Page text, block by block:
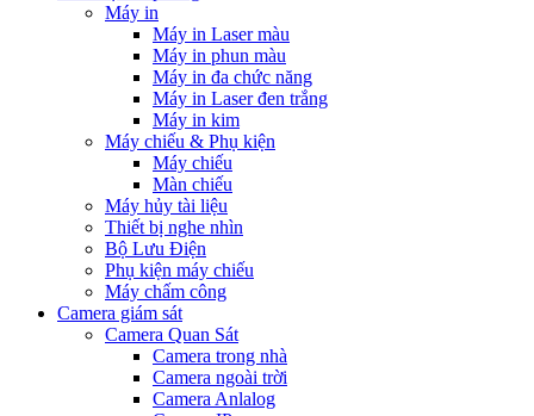
Máy in
Máy in Laser màu
Máy in phun màu
Máy in đa chức năng
Máy in Laser đen trắng
Máy in kim
Máy chiếu & Phụ kiện
Máy chiếu
Màn chiếu
Máy hủy tài liệu
Thiết bị nghe nhìn
Bộ Lưu Điện
Phụ kiện máy chiếu
Máy chấm công
Camera giám sát
Camera Quan Sát
Camera trong nhà
Camera ngoài trời
Camera Anlalog